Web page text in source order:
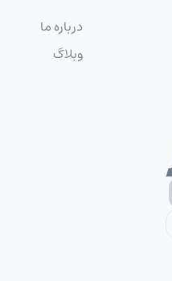
درباره ما
وبلاگ